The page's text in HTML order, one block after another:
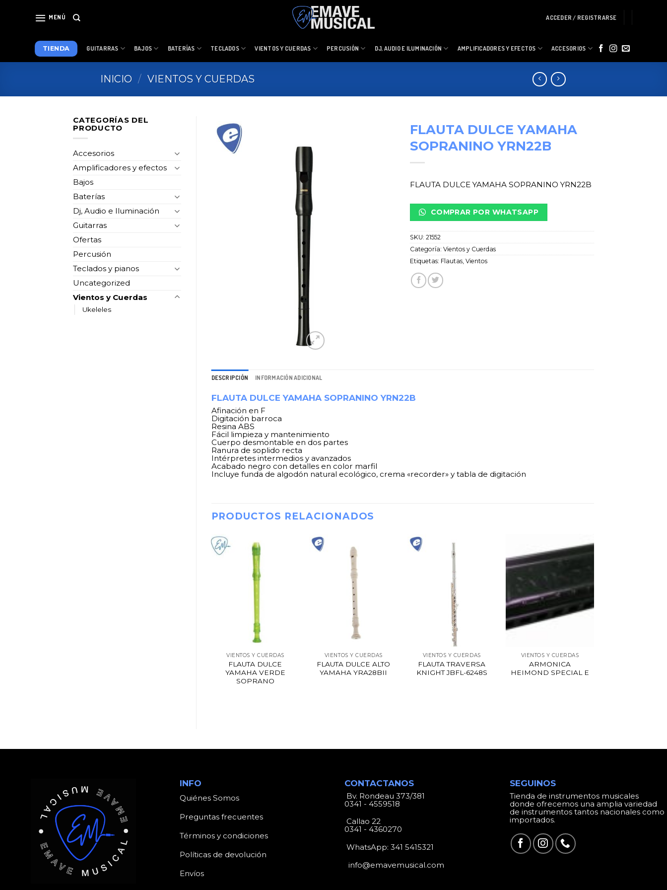
MENÚ ACCEDER / REGISTRARSE
TIENDA GUITARRAS BAJOS BATERÍAS TECLADOS VIENTOS Y CUERDAS PERCUSIÓN DJ, AUDIO E ILUMINACIÓN AMPLIFICADORES Y EFECTOS ACCESORIOS
INICIO / VIENTOS Y CUERDAS
CATEGORÍAS DEL
PRODUCTO
Accesorios
Amplificadores y efectos
Bajos
Baterías
Dj, Audio e Iluminación
Guitarras
Ofertas
Percusión
Teclados y pianos
Uncategorized
Vientos y Cuerdas
Ukeleles
FLAUTA DULCE YAMAHA
SOPRANINO YRN22B
FLAUTA DULCE YAMAHA SOPRANINO YRN22B
COMPRAR POR WHATSAPP
SKU:21552
Categoría:Vientos y Cuerdas
Etiquetas: Flautas ,Vientos
DESCRIPCIÓN INFORMACIÓN ADICIONAL
FLAUTA DULCE YAMAHA SOPRANINO YRN22B
Afinación en F
Digitación barroca
Resina ABS
Fácil limpieza y mantenimiento
Cuerpo desmontable en dos partes
Ranura de soplido recta
Intérpretes intermedios y avanzados
Acabado negro con detalles en color marfil
Incluye funda de algodón natural ecológico, crema «recorder» y tabla de digitación
PRODUCTOS RELACIONADOS
VIENTOS Y CUERDAS
FLAUTA DULCE
YAMAHA VERDE
SOPRANO
VIENTOS Y CUERDAS
FLAUTA DULCE ALTO
YAMAHA YRA28BII
VIENTOS Y CUERDAS
FLAUTA TRAVERSA
KNIGHT JBFL-6248S
VIENTOS Y CUERDAS
ARMONICA
HEIMOND SPECIAL E
INFO
Quiénes Somos
Preguntas frecuentes
Términos y condiciones
Políticas de devolución
Envíos
CONTACTANOS
Bv. Rondeau 373/381
0341 - 4559518
Callao 22
0341 - 4360270
WhatsApp:341 5415321
info@emavemusical.com
SEGUINOS
Tienda de instrumentos musicales
donde ofrecemos una amplia variedad
de instrumentos tantos nacionales como
importados.